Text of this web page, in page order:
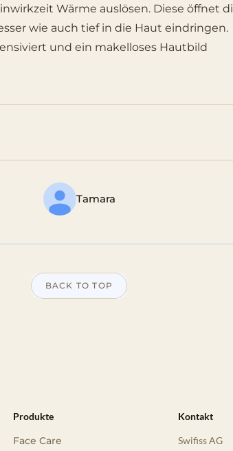
Wärme auslösen. Diese öffnet
wie auch tief in die Haut eindringen.
und ein makelloses Hautbild
Tamara
BACK TO TOP
Produkte
Face Care
Kontakt
Swifiss AG